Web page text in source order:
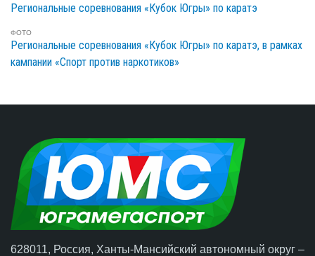
Региональные соревнования «Кубок Югры» по каратэ
ФОТО
Региональные соревнования «Кубок Югры» по каратэ, в рамках
кампании «Спорт против наркотиков»
628011, Россия, Ханты-Мансийский автономный округ –